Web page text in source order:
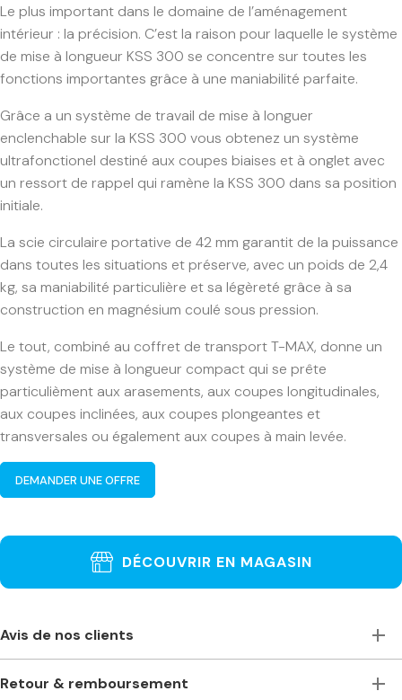
Le plus important dans le domaine de l’aménagement
intérieur : la précision. C’est la raison pour laquelle le système
de mise à longueur KSS 300 se concentre sur toutes les
fonctions importantes grâce à une maniabilité parfaite.
Grâce a un système de travail de mise à longuer
enclenchable sur la KSS 300 vous obtenez un système
ultrafonctionel destiné aux coupes biaises et à onglet avec
un ressort de rappel qui ramène la KSS 300 dans sa position
initiale.
La scie circulaire portative de 42 mm garantit de la puissance
dans toutes les situations et préserve, avec un poids de 2,4
kg, sa maniabilité particulière et sa légèreté grâce à sa
construction en magnésium coulé sous pression.
Le tout, combiné au coffret de transport T-MAX, donne un
système de mise à longueur compact qui se prête
particulièment aux arasements, aux coupes longitudinales,
aux coupes inclinées, aux coupes plongeantes et
transversales ou également aux coupes à main levée.
DEMANDER UNE OFFRE
DÉCOUVRIR EN MAGASIN
Avis de nos clients
recommande vivement ce magasin pour ceux qui ont
Retour & remboursement